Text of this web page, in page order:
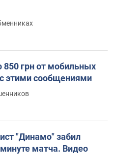
грн от мобильных
этими сообщениями
"Динамо" забил
матча. Видео